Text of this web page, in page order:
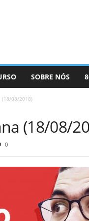
SOBRE NÓS
(18/08/2018)
(18/08/
0